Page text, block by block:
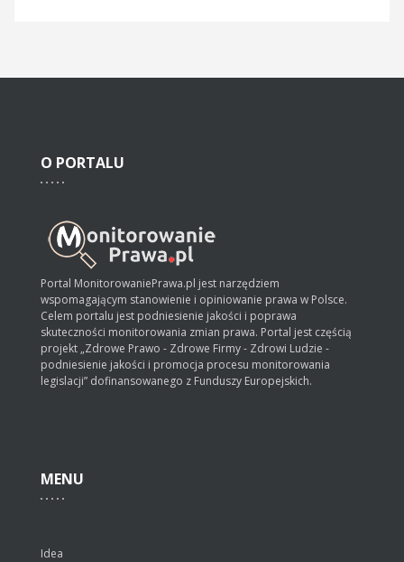
O PORTALU
Portal MonitorowaniePrawa.pl jest narzędziem
wspomagającym stanowienie i opiniowanie prawa w Polsce.
Celem portalu jest podniesienie jakości i poprawa
skuteczności monitorowania zmian prawa. Portal jest częścią
projekt „Zdrowe Prawo - Zdrowe Firmy - Zdrowi Ludzie -
podniesienie jakości i promocja procesu monitorowania
legislacji” dofinansowanego z Funduszy Europejskich.
MENU
Idea